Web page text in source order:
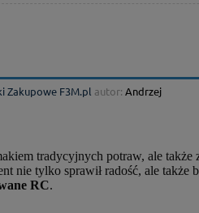
Zakupowe F3M.pl autor: Andrzej
tradycyjnych potraw, ale także
tylko sprawił radość, ale także
RC.